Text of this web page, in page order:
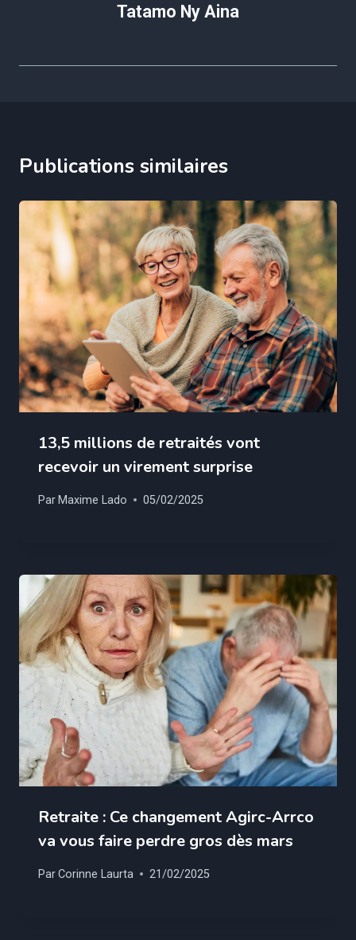
Tatamo Ny Aina
Publications similaires
13,5 millions de retraités vont
recevoir un virement surprise
Par Maxime Lado 05/02/2025
Retraite : Ce changement Agirc-Arrco
va vous faire perdre gros dès mars
ParCorinne Laurta 21/02/2025